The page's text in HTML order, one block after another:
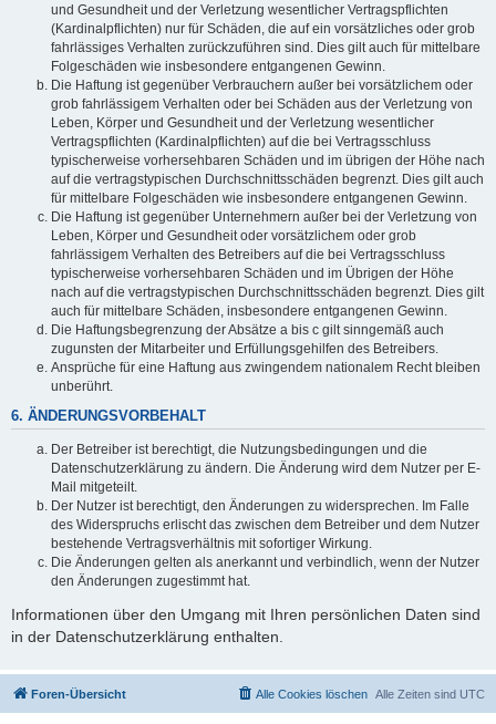
und Gesundheit und der Verletzung wesentlicher Vertragspflichten
(Kardinalpflichten) nur für Schäden, die auf ein vorsätzliches oder grob
fahrlässiges Verhalten zurückzuführen sind. Dies gilt auch für mittelbare
Folgeschäden wie insbesondere entgangenen Gewinn.
Die Haftung ist gegenüber Verbrauchern außer bei vorsätzlichem oder
grob fahrlässigem Verhalten oder bei Schäden aus der Verletzung von
Leben, Körper und Gesundheit und der Verletzung wesentlicher
Vertragspflichten (Kardinalpflichten) auf die bei Vertragsschluss
typischerweise vorhersehbaren Schäden und im übrigen der Höhe nach
auf die vertragstypischen Durchschnittsschäden begrenzt. Dies gilt auch
für mittelbare Folgeschäden wie insbesondere entgangenen Gewinn.
Die Haftung ist gegenüber Unternehmern außer bei der Verletzung von
Leben, Körper und Gesundheit oder vorsätzlichem oder grob
fahrlässigem Verhalten des Betreibers auf die bei Vertragsschluss
typischerweise vorhersehbaren Schäden und im Übrigen der Höhe
nach auf die vertragstypischen Durchschnittsschäden begrenzt. Dies gilt
auch für mittelbare Schäden, insbesondere entgangenen Gewinn.
Die Haftungsbegrenzung der Absätze a bis c gilt sinngemäß auch
zugunsten der Mitarbeiter und Erfüllungsgehilfen des Betreibers.
Ansprüche für eine Haftung aus zwingendem nationalem Recht bleiben
unberührt.
6. ÄNDERUNGSVORBEHALT
Der Betreiber ist berechtigt, die Nutzungsbedingungen und die
Datenschutzerklärung zu ändern. Die Änderung wird dem Nutzer per E-
Mail mitgeteilt.
Der Nutzer ist berechtigt, den Änderungen zu widersprechen. Im Falle
des Widerspruchs erlischt das zwischen dem Betreiber und dem Nutzer
bestehende Vertragsverhältnis mit sofortiger Wirkung.
Die Änderungen gelten als anerkannt und verbindlich, wenn der Nutzer
den Änderungen zugestimmt hat.
Informationen über den Umgang mit Ihren persönlichen Daten sind
in der Datenschutzerklärung enthalten.
Foren-Übersicht Alle Zeiten sind UTC
Alle Cookies löschen